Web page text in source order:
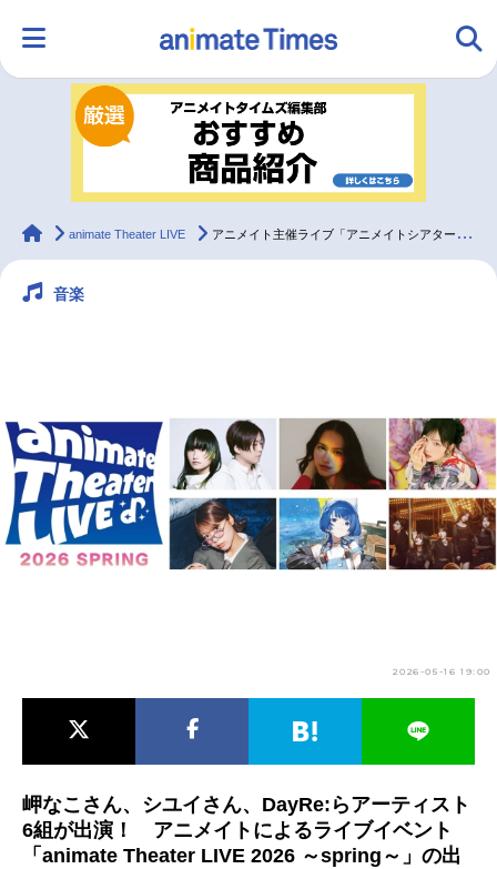
ランキング アニメ
ラジオ みんなの声
最新記事一覧
アニメ記事一覧 声優記事一覧
アニメ映画一覧 実写化映画一覧
男性声優/女性声優一覧
animateTimes
animate Theater LIVE アニメイト主催ライブ「アニメイトシアターライブ26’春」出演者6組のコメントを紹介
音楽
2026-05-16 19:00
岬なこさん、シユイさん、DayRe:らアーティスト
6組が出演！ アニメイトによるライブイベント
「animate Theater LIVE 2026 ～spring～」の出